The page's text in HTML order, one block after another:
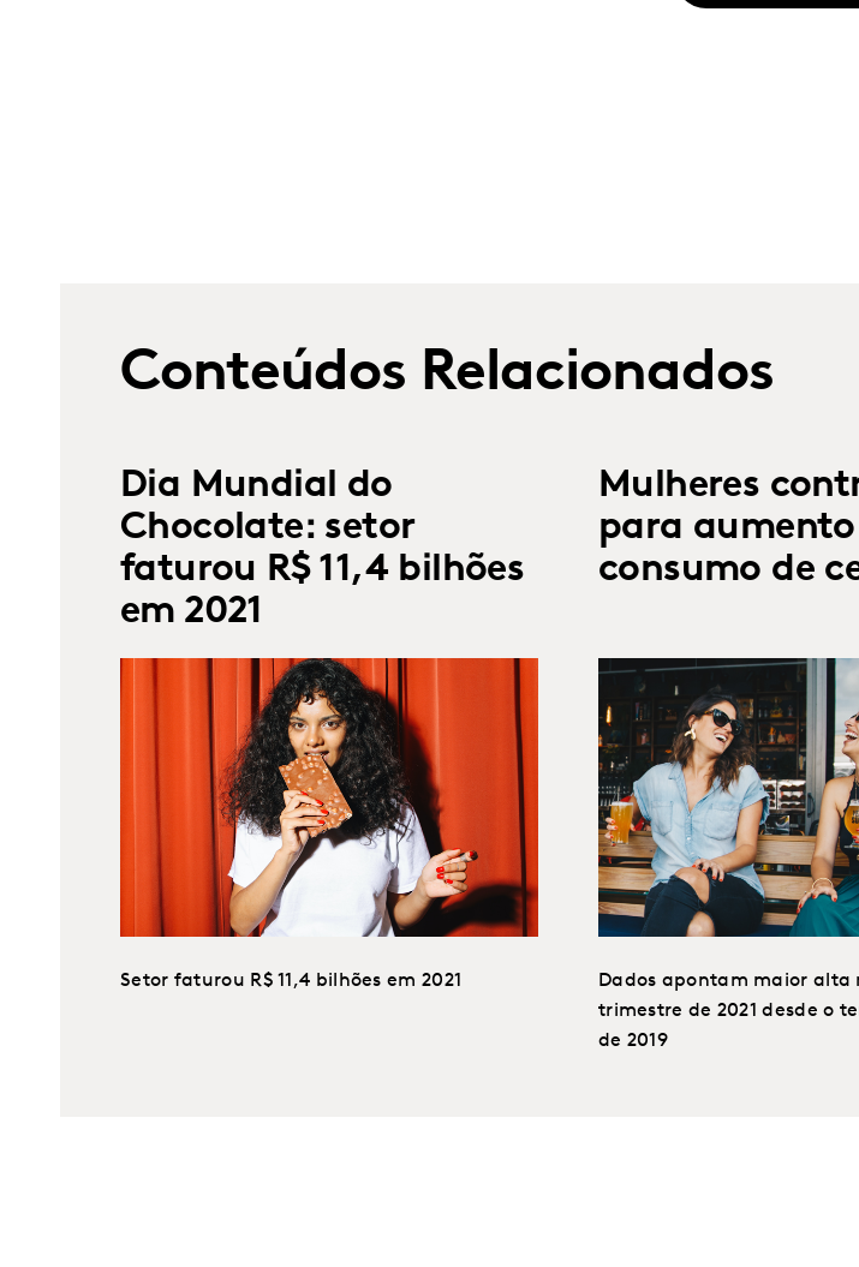
Conteúdos Relacionados
Dia Mundial do
Chocolate: setor
faturou R$ 11,4 bilhões
em 2021
Setor faturou R$ 11,4 bilhões em 2021
Mulheres
para
consumo de
Dados apontam maior alta
trimestre de 2021 desde o
de 2019